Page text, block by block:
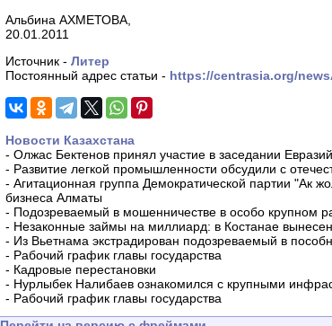
Альбина АХМЕТОВА,
20.01.2011
Источник - Литер
Постоянный адрес статьи - https://centrasia.org/
Новости Казахстана
- Олжас Бектенов принял участие в заседании
- Развитие легкой промышленности обсудили с
- Агитационная группа Демократической партии "Ак
бизнеса Алматы
- Подозреваемый в мошенничестве в особо крупном
- Незаконные займы на миллиард: в Костанае
- Из Вьетнама экстрадирован подозреваемый в
- Рабочий график главы государства
- Кадровые перестановки
- Нурлыбек Налибаев ознакомился с крупными
- Рабочий график главы государства